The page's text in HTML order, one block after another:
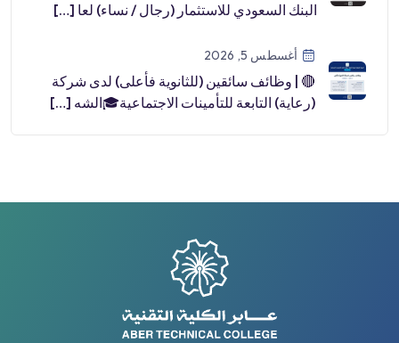
البنك السعودي للاستثمار (رجال / نساء) لعا […]
أغسطس 5, 2026
🔴 | وظائف سائقين (للثانوية فأعلى) لدى شركة
(رعاية) التابعة للتأمينات الاجتماعية🎓الشه […]